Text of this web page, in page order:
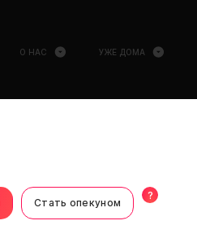
О НАС УЖЕ ДОМА
Стать опекуном
?